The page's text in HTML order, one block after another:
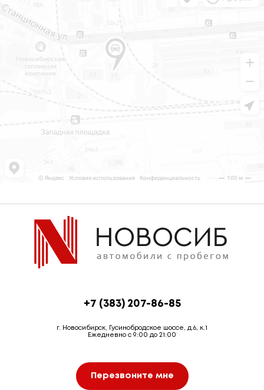
+7 (383) 207-86-85
г. Новосибирск, Гусинобродское шоссе, д.6, к.1
Ежедневно с 9:00 до 21:00
Перезвоните мне